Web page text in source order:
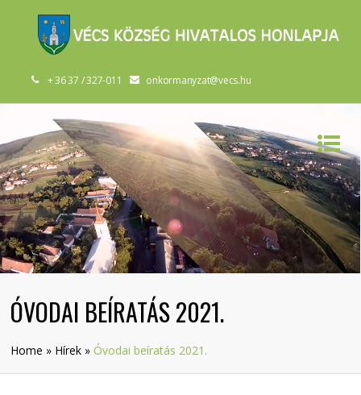
+ 36 37 / 327-011 onkormanyzat@vecs.hu
ÓVODAI BEÍRATÁS 2021.
Home » Hírek » Óvodai beíratás 2021.